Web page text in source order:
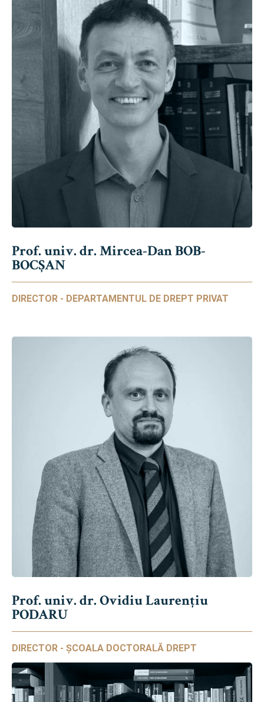
Prof. univ. dr. Mircea-Dan BOB-
BOCȘAN
DIRECTOR - DEPARTAMENTUL DE DREPT PRIVAT
Prof. univ. dr. Ovidiu Laurențiu
PODARU
DIRECTOR - ȘCOALA DOCTORALĂ DREPT